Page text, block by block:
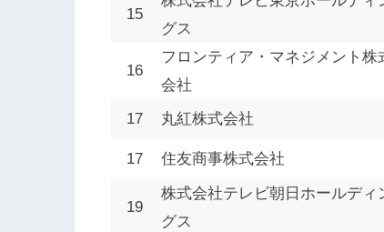
15
グス
16
フロンティア・マネジメント株
会社
17 丸紅株式会社
17 住友商事株式会社
19
株式会社テレビ朝日ホールディ
グス